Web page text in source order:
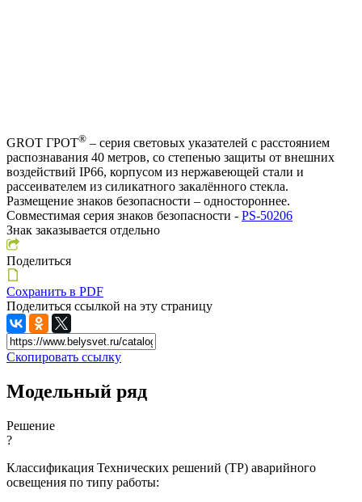
GROT ГРОТ® – серия световых указателей с расстоянием
распознавания 40 метров, со степенью защиты от внешних
воздействий IP66, корпусом из нержавеющей стали и
рассеивателем из силикатного закалённого стекла.
Размещение знаков безопасности – одностороннее.
Совместимая серия знаков безопасности - PS-50206
Знак заказывается отдельно
Поделиться
Сохранить в PDF
Поделиться ссылкой на эту страницу
Скопировать ссылку
Модельный ряд
Решение
?
Классификация Технических решений (ТР) аварийного
освещения по типу работы: